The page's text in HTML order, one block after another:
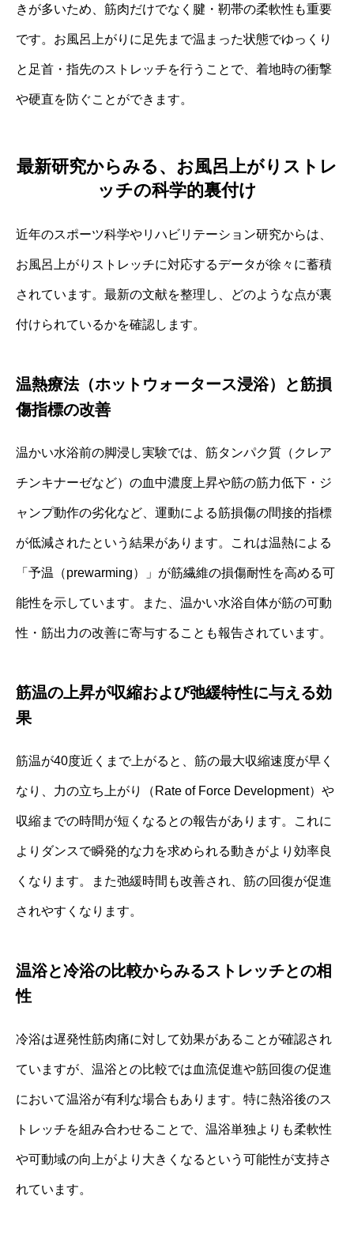
きが多いため、筋肉だけでなく腱・靭帯の柔軟性も重要
です。お風呂上がりに足先まで温まった状態でゆっくり
と足首・指先のストレッチを行うことで、着地時の衝撃
や硬直を防ぐことができます。
最新研究からみる、お風呂上がりストレ
ッチの科学的裏付け
近年のスポーツ科学やリハビリテーション研究からは、
お風呂上がりストレッチに対応するデータが徐々に蓄積
されています。最新の文献を整理し、どのような点が裏
付けられているかを確認します。
温熱療法（ホットウォータース浸浴）と筋損
傷指標の改善
温かい水浴前の脚浸し実験では、筋タンパク質（クレア
チンキナーゼなど）の血中濃度上昇や筋の筋力低下・ジ
ャンプ動作の劣化など、運動による筋損傷の間接的指標
が低減されたという結果があります。これは温熱による
「予温（prewarming）」が筋繊維の損傷耐性を高める可
能性を示しています。また、温かい水浴自体が筋の可動
性・筋出力の改善に寄与することも報告されています。
筋温の上昇が収縮および弛緩特性に与える効
果
筋温が40度近くまで上がると、筋の最大収縮速度が早く
なり、力の立ち上がり（Rate of Force Development）や
収縮までの時間が短くなるとの報告があります。これに
よりダンスで瞬発的な力を求められる動きがより効率良
くなります。また弛緩時間も改善され、筋の回復が促進
されやすくなります。
温浴と冷浴の比較からみるストレッチとの相
性
冷浴は遅発性筋肉痛に対して効果があることが確認され
ていますが、温浴との比較では血流促進や筋回復の促進
において温浴が有利な場合もあります。特に熱浴後のス
トレッチを組み合わせることで、温浴単独よりも柔軟性
や可動域の向上がより大きくなるという可能性が支持さ
れています。